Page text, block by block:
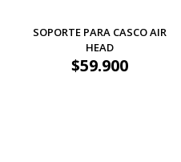
SOPORTE PARA CASCO AIR
HEAD
$59.900